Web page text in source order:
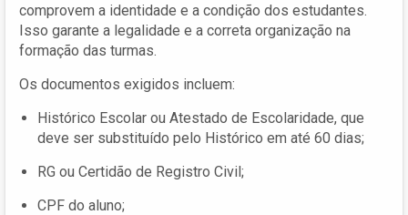
comprovem a identidade e a condição dos estudantes.
Isso garante a legalidade e a correta organização na
formação das turmas.
Os documentos exigidos incluem:
Histórico Escolar ou Atestado de Escolaridade, que
deve ser substituído pelo Histórico em até 60 dias;
RG ou Certidão de Registro Civil;
CPF do aluno;